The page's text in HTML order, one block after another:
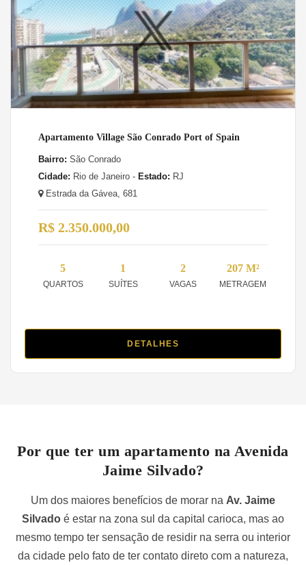
Apartamento Village São Conrado Port of Spain
Bairro: São Conrado
Cidade: Rio de Janeiro - Estado: RJ
Estrada da Gávea, 681
R$ 2.350.000,00
5
QUARTOS
1
SUÍTES
2
VAGAS
207 M²
METRAGEM
DETALHES
Por que ter um apartamento na Avenida
Jaime Silvado?
Um dos maiores benefícios de morar na Av. Jaime
Silvado é estar na zona sul da capital carioca, mas ao
mesmo tempo ter sensação de residir na serra ou interior
da cidade pelo fato de ter contato direto com a natureza,